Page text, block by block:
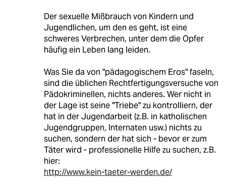
Der sexuelle Mißbrauch von Kindern und
Jugendlichen, um den es geht, ist eine
schweres Verbrechen, unter dem die Opfer
häufig ein Leben lang leiden.
Was Sie da von "pädagogischem Eros" faseln,
sind die üblichen Rechtfertigungsversuche von
Pädokriminellen, nichts anderes. Wer nicht in
der Lage ist seine "Triebe" zu kontrolliern, der
hat in der Jugendarbeit (z.B. in katholischen
Jugendgruppen, Internaten usw.) nichts zu
suchen, sondern der hat sich - bevor er zum
Täter wird - professionelle Hilfe zu suchen, z.B.
hier:
http://www.kein-taeter-werden.de/